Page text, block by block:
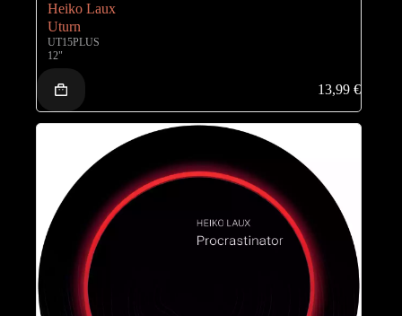
Heiko Laux
Uturn
UT15PLUS
12"
13,99€